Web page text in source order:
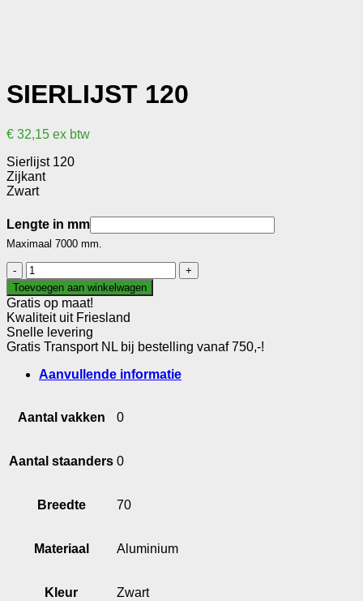
SIERLIJST 120
€ 32,15 ex btw
Sierlijst 120
Zijkant
Zwart
Lengte in mm
Maximaal 7000 mm.
Sierlijst
120
aantal
Toevoegen aan winkelwagen
Gratis op maat!
Kwaliteit uit Friesland
Snelle levering
Gratis Transport NL bij bestelling vanaf 750,-!
Aanvullende informatie
Aantal vakken 0
Aantal staanders 0
Breedte 70
Materiaal Aluminium
Kleur Zwart